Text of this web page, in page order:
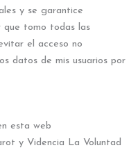
y se garantice
que tomo todas las
el acceso no
datos de mis usuarios por
esta web
y Videncia La Voluntad